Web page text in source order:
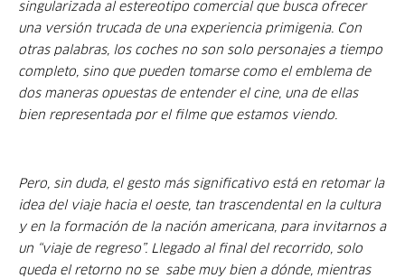
singularizada al estereotipo comercial que busca ofrecer
una versión trucada de una experiencia primigenia. Con
otras palabras, los coches no son solo personajes a tiempo
completo, sino que pueden tomarse como el emblema de
dos maneras opuestas de entender el cine, una de ellas
bien representada por el filme que estamos viendo.
Pero, sin duda, el gesto más significativo está en retomar la
idea del viaje hacia el oeste, tan trascendental en la cultura
y en la formación de la nación americana, para invitarnos a
un “viaje de regreso”. Llegado al final del recorrido, solo
queda el retorno no se sabe muy bien a dónde, mientras